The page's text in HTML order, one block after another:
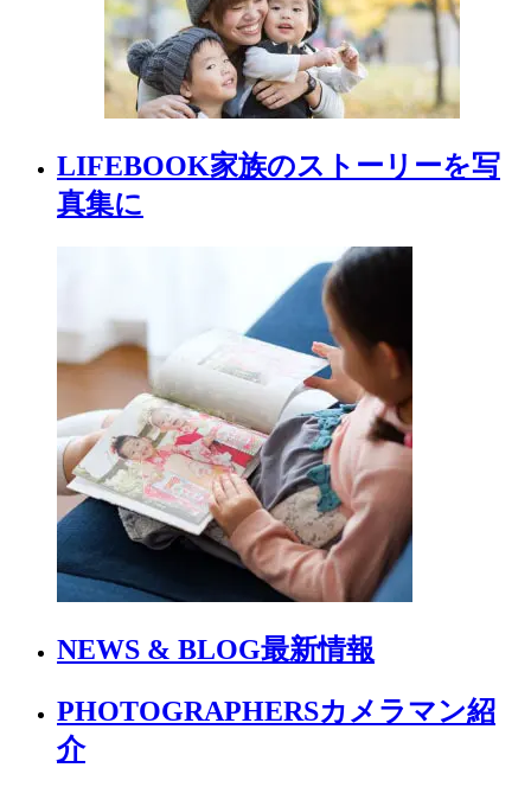
LIFEBOOK家族のストーリーを写
真集に
NEWS & BLOG最新情報
PHOTOGRAPHERSカメラマン紹
介